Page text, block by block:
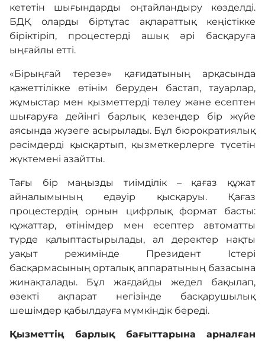
кететін шығындарды оңтайландыру көзделді.
БДҚ оларды біртұтас ақпараттық кеңістікке
біріктіріп, процестерді ашық әрі басқаруға
ыңғайлы етті.
«Бірыңғай терезе» қағидатының арқасында
қажеттілікке өтінім беруден бастап, тауарлар,
жұмыстар мен қызметтерді төлеу және есептен
шығаруға дейінгі барлық кезеңдер бір жүйе
аясында жүзеге асырылады. Бұл бюрократиялық
рәсімдерді қысқартып, қызметкерлерге түсетін
жүктемені азайтты.
Тағы бір маңызды тиімділік – қағаз құжат
айналымының едәуір қысқаруы. Қағаз
процестердің орнын цифрлық формат басты:
құжаттар, өтінімдер мен есептер автоматты
түрде қалыптастырылады, ал деректер нақты
уақыт режимінде Президент Істері
басқармасының орталық аппаратының базасына
жинақталады. Бұл жағдайды жедел бақылап,
өзекті ақпарат негізінде басқарушылық
шешімдер қабылдауға мүмкіндік береді.
Қызметтің барлық бағыттарына арналған